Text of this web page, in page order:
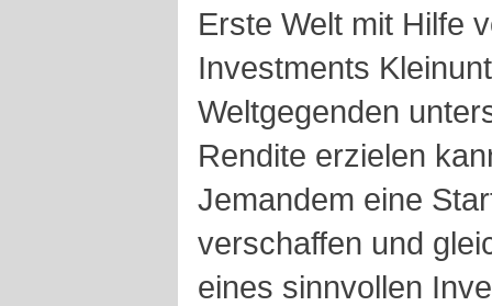
Erste Welt mit Hilfe
Investments
Weltgegenden
Rendite erzielen
Jemandem eine
verschaffen und
eines sinnvollen